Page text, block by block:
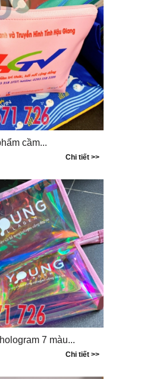
cầm...
Chi tiết >>
7 màu...
Chi tiết >>